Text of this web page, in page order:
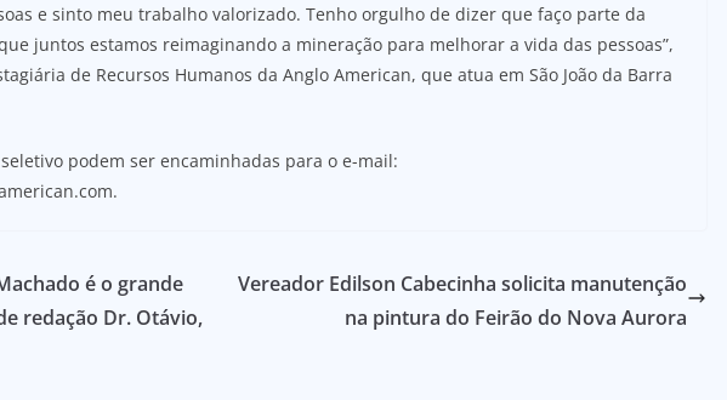
e sinto meu trabalho valorizado. Tenho orgulho de dizer que faço parte da
juntos estamos reimaginando a mineração para melhorar a vida das pessoas”,
de Recursos Humanos da Anglo American, que atua em São João da Barra
podem ser encaminhadas para o e-mail:
é o grande
redação Dr. Otávio,
Vereador Edilson Cabecinha solicita manutenção
na pintura do Feirão do Nova Aurora